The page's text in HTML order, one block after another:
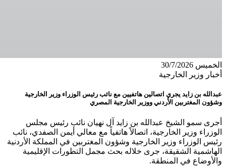
الخميس 30/7/2026
أخبار وزير الخارجية
عبدالله بن زايد يجري اتصالين هاتفيين مع نائب رئيس الوزراء وزير الخارجية
وشؤون المغتربين الأردني ووزير الخارجية المصري
أجرى سمو الشيخ عبدالله بن زايد آل نهيان نائب رئيس مجلس
الوزراء وزير الخارجية، اتصالاً هاتفياً مع معالي أيمن الصفدي، نائب
رئيس الوزراء وزير الخارجية وشؤون المغتربين في المملكة الأردنية
الهاشمية الشقيقة، جرى خلاله بحث مجمل التطورات الإقليمية
والأوضاع في المنطقة.